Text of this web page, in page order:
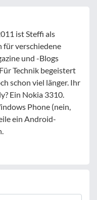
ist Steffi als
für verschiedene
und -Blogs
Technik begeistert
schon viel länger. Ihr
Ein Nokia 3310.
Phone (nein,
ein Android-